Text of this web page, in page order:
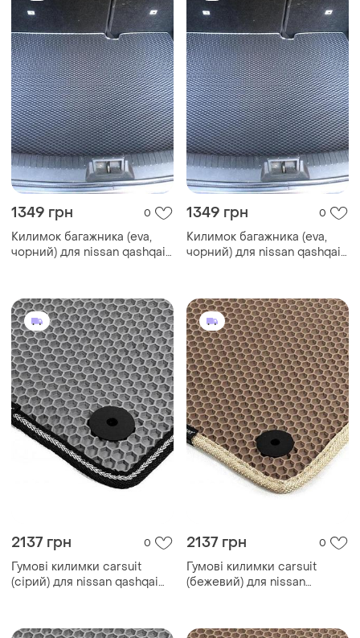
1349 грн 0
Килимок багажника (eva,
чорний) для nissan qashqai
1349 грн 0
Килимок багажника (eva,
чорний) для nissan qashqai
2137 грн 0
Гумові килимки carsuit
(сірий) для nissan qashqai
2137 грн 0
Гумові килимки carsuit
(бежевий) для nissan